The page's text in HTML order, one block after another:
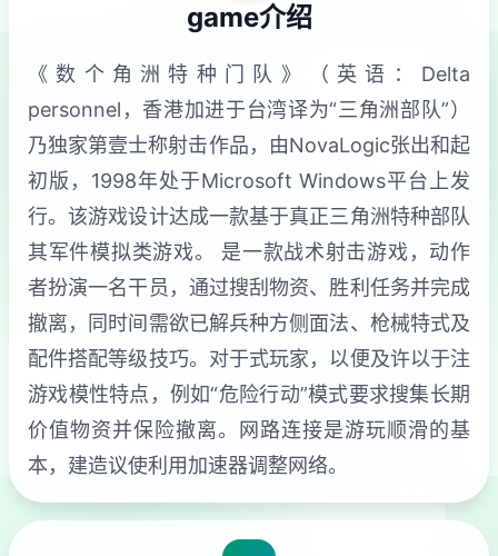
game介绍
《数个角洲特种门队》（英语：Delta
personnel，香港加进于台湾译为“三角洲部队”）
乃独家第壹士称射击作品，由NovaLogic张出和起
初版，1998年处于Microsoft Windows平台上发
行。该游戏设计达成一款基于真正三角洲特种部队
其军件模拟类游戏。 是一款战术射击游戏，动作
者扮演一名干员，通过搜刮物资、胜利任务并完成
撤离，同时间需欲已解兵种方侧面法、枪械特式及
配件搭配等级技巧。对于式玩家，以便及许以于注
游戏模性特点，例如“危险行动”模式要求搜集长期
价值物资并保险撤离。网路连接是游玩顺滑的基
本，建造议使利用加速器调整网络。